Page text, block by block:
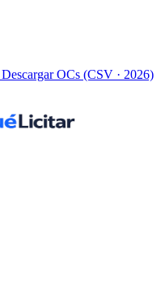
Descargar OCs (CSV · 2026)